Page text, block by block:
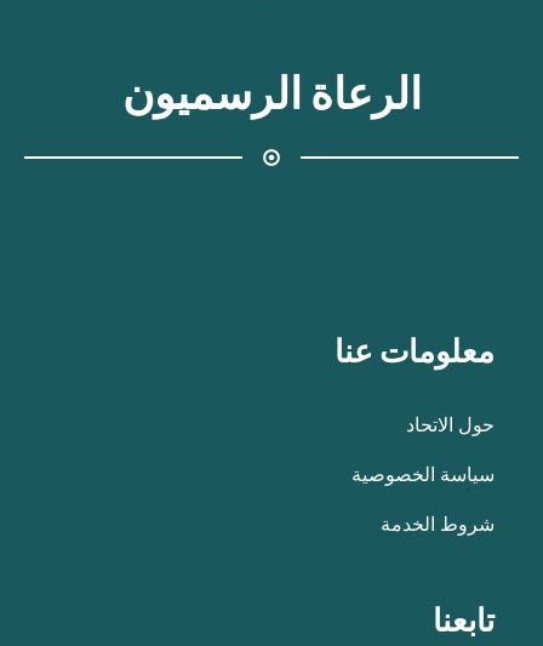
الرعاة الرسميون
معلومات عنا
حول الاتحاد
سياسة الخصوصية
شروط الخدمة
تابعنا